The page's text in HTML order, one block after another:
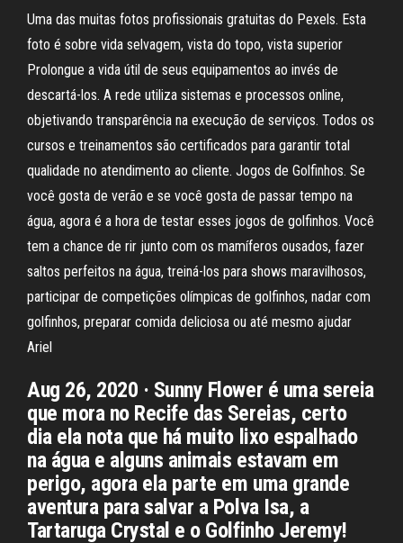
Uma das muitas fotos profissionais gratuitas do Pexels. Esta
foto é sobre vida selvagem, vista do topo, vista superior
Prolongue a vida útil de seus equipamentos ao invés de
descartá-los. A rede utiliza sistemas e processos online,
objetivando transparência na execução de serviços. Todos os
cursos e treinamentos são certificados para garantir total
qualidade no atendimento ao cliente. Jogos de Golfinhos. Se
você gosta de verão e se você gosta de passar tempo na
água, agora é a hora de testar esses jogos de golfinhos. Você
tem a chance de rir junto com os mamíferos ousados, fazer
saltos perfeitos na água, treiná-los para shows maravilhosos,
participar de competições olímpicas de golfinhos, nadar com
golfinhos, preparar comida deliciosa ou até mesmo ajudar
Ariel
Aug 26, 2020 · Sunny Flower é uma sereia
que mora no Recife das Sereias, certo
dia ela nota que há muito lixo espalhado
na água e alguns animais estavam em
perigo, agora ela parte em uma grande
aventura para salvar a Polva Isa, a
Tartaruga Crystal e o Golfinho Jeremy!